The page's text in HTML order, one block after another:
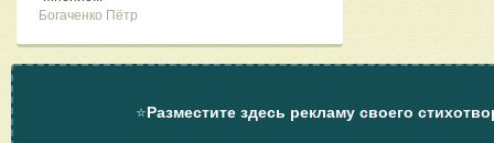
Богаченко Пётр
⭐Разместите здесь рекламу своего